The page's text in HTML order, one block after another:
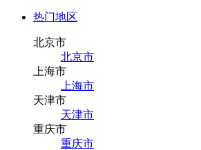
热门地区
北京市
北京市
上海市
上海市
天津市
天津市
重庆市
重庆市